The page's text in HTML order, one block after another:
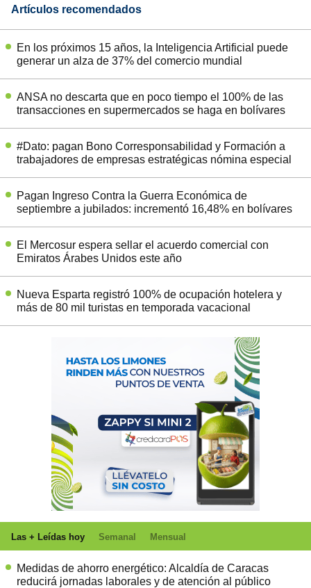
Artículos recomendados
En los próximos 15 años, la Inteligencia Artificial puede
generar un alza de 37% del comercio mundial
ANSA no descarta que en poco tiempo el 100% de las
transacciones en supermercados se haga en bolívares
#Dato: pagan Bono Corresponsabilidad y Formación a
trabajadores de empresas estratégicas nómina especial
Pagan Ingreso Contra la Guerra Económica de
septiembre a jubilados: incrementó 16,48% en bolívares
El Mercosur espera sellar el acuerdo comercial con
Emiratos Árabes Unidos este año
Nueva Esparta registró 100% de ocupación hotelera y
más de 80 mil turistas en temporada vacacional
Las + Leídas hoy Semanal Mensual
Medidas de ahorro energético: Alcaldía de Caracas
reducirá jornadas laborales y de atención al público